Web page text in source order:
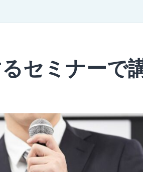
セミナーで